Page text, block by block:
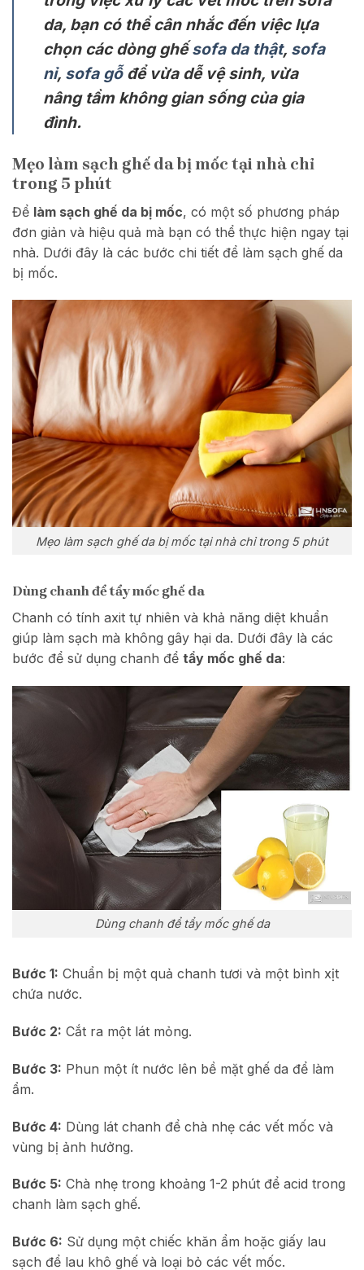
da, bạn có thể cân nhắc đến việc lựa
chọn các dòng ghếsofa da thật, sofa
nỉ, sofa gỗđể vừa dễ vệ sinh, vừa
nâng tầm không gian sống của gia
đình.
Mẹo làm sạch ghế da bị mốc tại nhà chỉ
trong 5 phút
Để làm sạch ghế da bị mốc, có một số phương pháp
đơn giản và hiệu quả mà bạn có thể thực hiện ngay tại
nhà. Dưới đây là các bước chi tiết để làm sạch ghế da
bị mốc.
Mẹo làm sạch ghế da bị mốc tại nhà chỉ trong 5 phút
Dùng chanh để tẩy mốc ghế da
Chanh có tính axit tự nhiên và khả năng diệt khuẩn
giúp làm sạch mà không gây hại da. Dưới đây là các
bước để sử dụng chanh để tẩy mốc ghế da:
Dùng chanh để tẩy mốc ghế da
Bước 1: Chuẩn bị một quả chanh tươi và một bình xịt
chứa nước.
Bước 2: Cắt ra một lát mỏng.
Bước 3: Phun một ít nước lên bề mặt ghế da để làm
ẩm.
Bước 4: Dùng lát chanh để chà nhẹ các vết mốc và
vùng bị ảnh hưởng.
Bước 5: Chà nhẹ trong khoảng 1-2 phút để acid trong
chanh làm sạch ghế.
Bước 6: Sử dụng một chiếc khăn ẩm hoặc giấy lau
sạch để lau khô ghế và loại bỏ các vết mốc.